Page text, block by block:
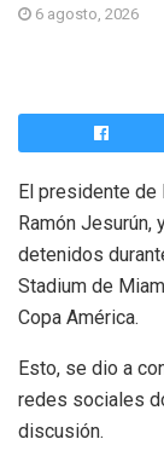
6 agosto, 2026
El presidente de
Ramón Jesurún,
detenidos
Stadium de
Copa América.
Esto, se dio a
redes sociales
discusión.